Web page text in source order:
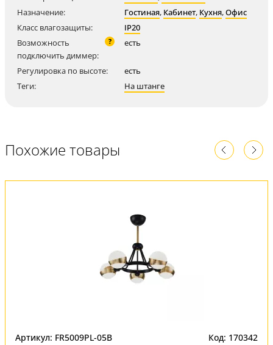
Назначение:
Гостиная, Кабинет, Кухня,Офис
Класс влагозащиты:
IP20
Возможность
подключить диммер:
? есть
Регулировка по высоте:
есть
Теги:
На штанге
Похожие товары
Артикул: FR5009PL-05B Код: 170342